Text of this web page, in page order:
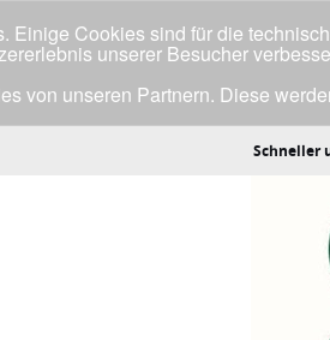
Schneller
Einige Cookies sind für die
unserer Besucher
von unseren Partnern. Diese
Verwendung aller Cookies